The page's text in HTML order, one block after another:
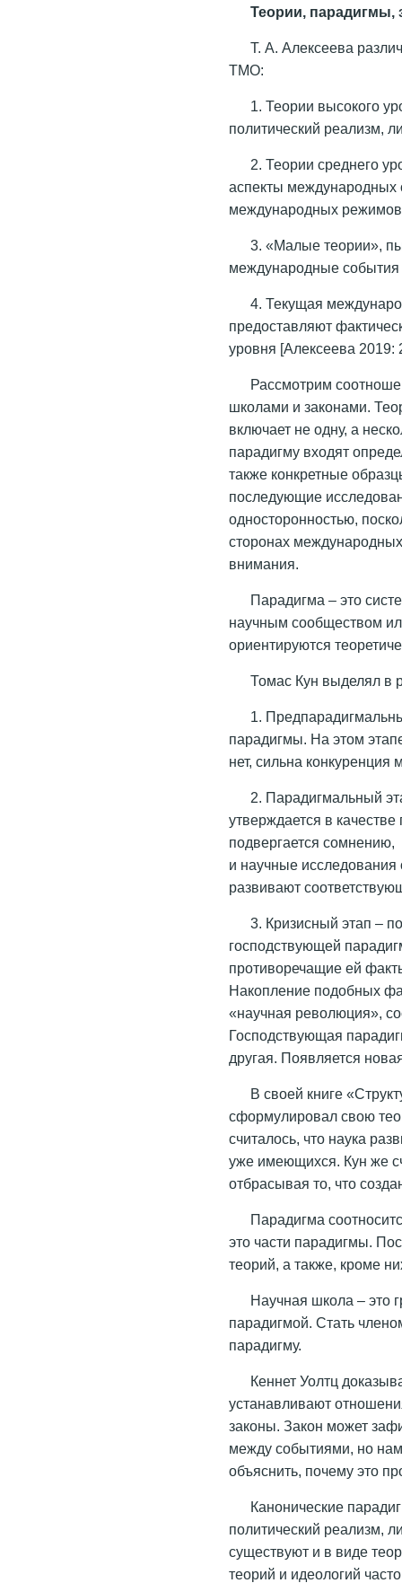
Теории, парадигмы,
Т. А. Алексеева
ТМО:
1. Теории высокого
политический реализм,
2. Теории среднего
аспекты международных
международных
3. «Малые теории»,
международные события
4. Текущая
предоставляют
уровня [Алексеева 2019:
Рассмотрим
школами и законами.
включает не одну, а
парадигму входят
также конкретные
последующие
односторонностью,
сторонах
внимания.
Парадигма – это
научным сообществом
ориентируются
Томас Кун выделял в
1.
парадигмы. На этом
нет, сильна
2. Парадигмальный
утверждается в
подвергается сомнению,
и научные
развивают
3. Кризисный этап –
господствующей
противоречащие ей
Накопление подобных
«научная революция»,
Господствующая
другая. Появляется
В своей книге
сформулировал свою
считалось, что наука
уже имеющихся. Кун же
отбрасывая то, что
Парадигма
это части парадигмы.
теорий, а также, кроме
Научная школа – это
парадигмой. Стать
парадигму.
Кеннет Уолтц
устанавливают
законы. Закон может
между событиями, но
объяснить, почему это
Канонические
политический реализм,
существуют и в виде
теорий и идеологий